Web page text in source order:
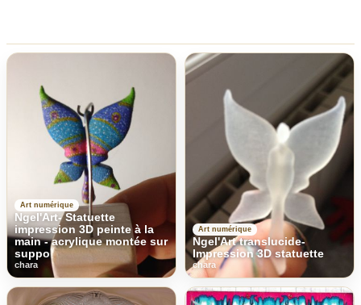
Art numérique
Ngel'Art- Statuette
impression 3D peinte à la
main - acrylique montée sur
suppo
chara
Art numérique
Ngel'Art translucide-
Impression 3D statuette
chara